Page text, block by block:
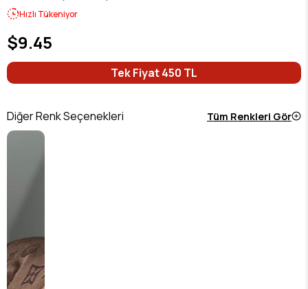
Hızlı Tükeniyor
$9.45
Tek Fiyat 450 TL
Diğer Renk Seçenekleri Tüm Renkleri Gör